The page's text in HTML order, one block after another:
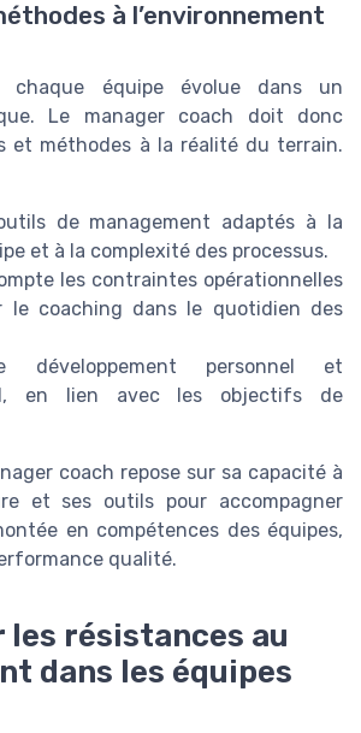
à l’environnement
chaque équipe évolue dans un
Le manager coach doit donc
et méthodes à la réalité du terrain.
de management adaptés à la
et à la complexité des processus.
les contraintes opérationnelles
le coaching dans le quotidien des
développement personnel et
en lien avec les objectifs de
coach repose sur sa capacité à
et ses outils pour accompagner
en compétences des équipes,
qualité.
les résistances au
dans les équipes